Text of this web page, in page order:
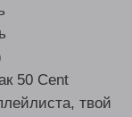
50 Cent
твой